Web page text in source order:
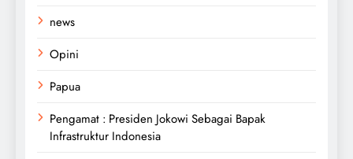
news
Opini
Papua
Pengamat : Presiden Jokowi Sebagai Bapak
Infrastruktur Indonesia